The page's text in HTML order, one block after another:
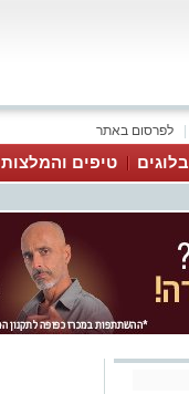
לפרסום באתר
בלוגים טיפים והמלצות